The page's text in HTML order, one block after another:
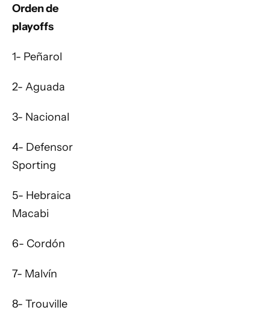
Orden de
playoffs
1- Peñarol
2- Aguada
3- Nacional
4- Defensor
Sporting
5- Hebraica
Macabi
6- Cordón
7- Malvín
8- Trouville